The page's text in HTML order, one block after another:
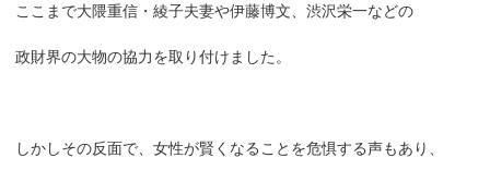
ここまで大隈重信・綾子夫妻や伊藤博文、渋沢栄一などの
政財界の大物の協力を取り付けました。
しかしその反面で、女性が賢くなることを危惧する声もあり、